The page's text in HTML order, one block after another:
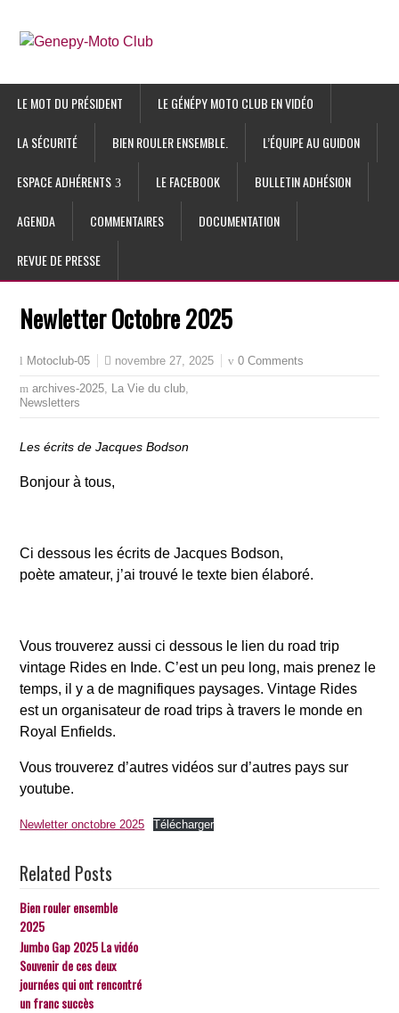
LE MOT DU PRÉSIDENT LE GÉNÉPY MOTO CLUB EN VIDÉO
LA SÉCURITÉ BIEN ROULER ENSEMBLE. L’ÉQUIPE AU GUIDON
ESPACE ADHÉRENTS LE FACEBOOK BULLETIN ADHÉSION
AGENDA COMMENTAIRES DOCUMENTATION
REVUE DE PRESSE
Newletter Octobre 2025
Motoclub-05 novembre 27, 2025 0 Comments
archives-2025, La Vie du club,
Newsletters
Les écrits de Jacques Bodson
Bonjour à tous,
Ci dessous les écrits de Jacques Bodson,
poète amateur, j’ai trouvé le texte bien élaboré.
Vous trouverez aussi ci dessous le lien du road trip
vintage Rides en Inde. C’est un peu long, mais prenez le
temps, il y a de magnifiques paysages. Vintage Rides
est un organisateur de road trips à travers le monde en
Royal Enfields.
Vous trouverez d’autres vidéos sur d’autres pays sur
youtube.
Newletter onctobre 2025 Télécharger
Related Posts
Bien rouler ensemble
2025
Jumbo Gap 2025 La vidéo
Souvenir de ces deux
journées qui ont rencontré
un franc succès